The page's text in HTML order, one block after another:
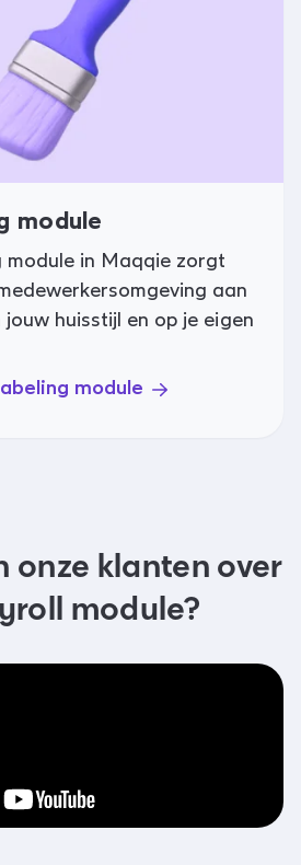
module
module in Maqqie zorgt
aan
huisstijl en op je eigen
module
onze klanten over
module?